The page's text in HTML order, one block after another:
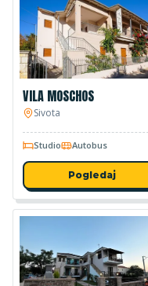
VILA MOSCHOS
Sivota
Studio Autobus
Pogledaj